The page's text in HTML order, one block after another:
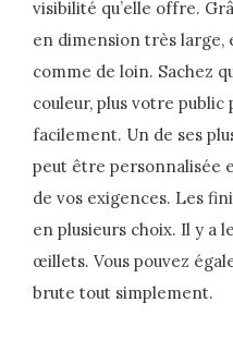
visibilité qu’elle offre.
en dimension très large,
comme de loin. Sachez
couleur, plus votre
facilement. Un de ses
peut être personnalisée
de vos exigences. Les
en plusieurs choix. Il y a
œillets. Vous pouvez
brute tout simplement.